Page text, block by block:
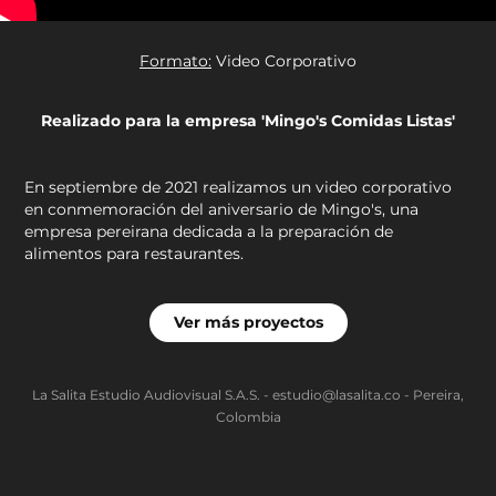
Formato:Video Corporativo
Realizado para la empresa 'Mingo's Comidas Listas'
En septiembre de 2021 realizamos un video corporativo
en conmemoración del aniversario de Mingo's, una
empresa pereirana dedicada a la preparación de
alimentos para restaurantes.
Ver más proyectos
La Salita Estudio Audiovisual S.A.S. - estudio@lasalita.co - Pereira,
Colombia